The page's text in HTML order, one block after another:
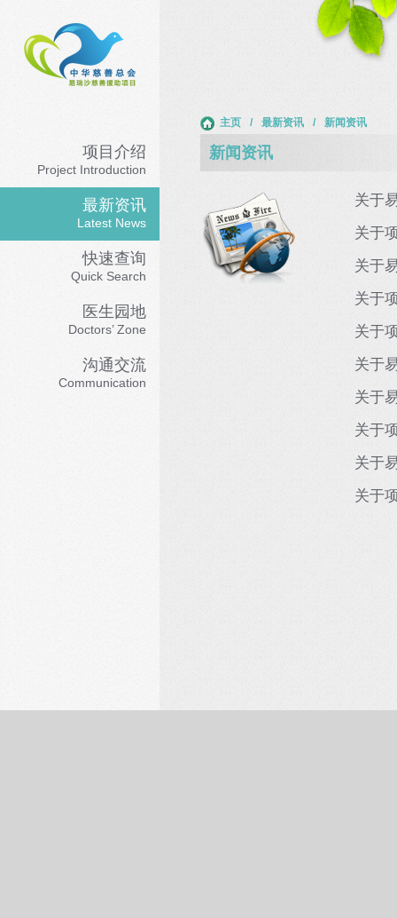
项目介绍
Project Introduction
最新资讯
Latest News
快速查询
Quick Search
医生园地
Doctors’ Zone
沟通交流
Communication
主页 / 最新资讯 / 新闻资讯
新闻资讯
关于
关于
关于
关于
关于
关于
关于
关于
关于
关于